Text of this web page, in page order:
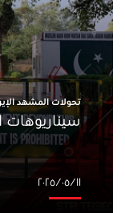
تحولات المشهد
سيناريوهات
١١‏/٠٥‏/٢٠٢٥